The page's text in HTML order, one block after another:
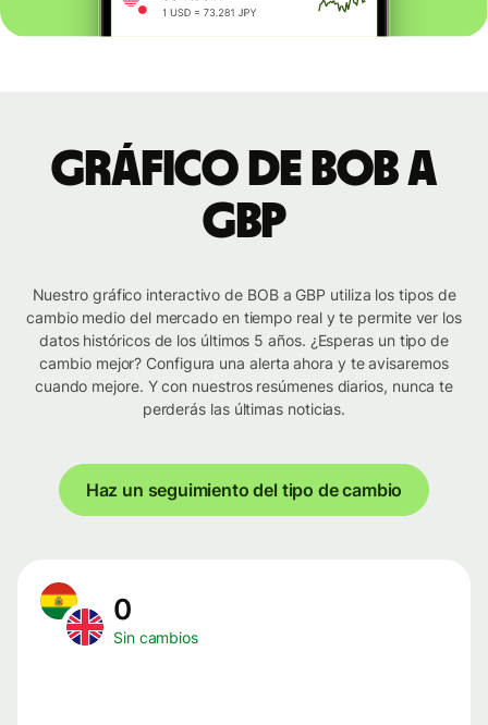
Gráfico de BOB a
GBP
Nuestro gráfico interactivo de BOB a GBP utiliza los tipos de
cambio medio del mercado en tiempo real y te permite ver los
datos históricos de los últimos 5 años. ¿Esperas un tipo de
cambio mejor? Configura una alerta ahora y te avisaremos
cuando mejore. Y con nuestros resúmenes diarios, nunca te
perderás las últimas noticias.
Haz un seguimiento del tipo de cambio
0
Sin cambios